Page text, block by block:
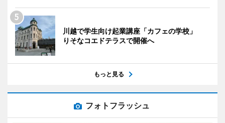
川越で学生向け起業講座「カフェの学校」
りそなコエドテラスで開催へ
もっと見る
フォトフラッシュ